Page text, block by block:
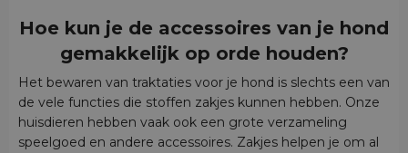
Hoe kun je de accessoires van je hond
gemakkelijk op orde houden?
Het bewaren van traktaties voor je hond is slechts een van
de vele functies die stoffen zakjes kunnen hebben. Onze
huisdieren hebben vaak ook een grote verzameling
speelgoed en andere accessoires. Zakjes helpen je om al